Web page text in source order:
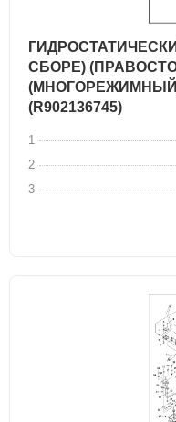
СБОРЕ)
(R902136745)
1
2
3